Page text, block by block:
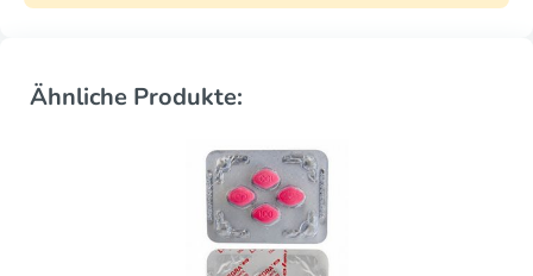
Ähnliche Produkte: